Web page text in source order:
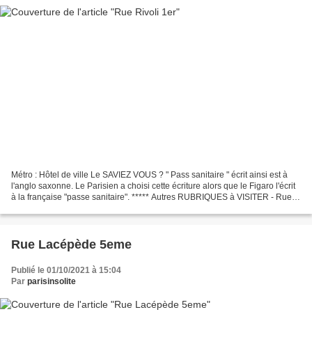
Métro : Hôtel de ville Le SAVIEZ VOUS ? " Pass sanitaire " écrit ainsi est à
l'anglo saxonne. Le Parisien a choisi cette écriture alors que le Figaro l'écrit
à la française "passe sanitaire". ***** Autres RUBRIQUES à VISITER - Rue
Rue Lacépède 5eme
Publié le 01/10/2021 à 15:04
Par parisinsolite